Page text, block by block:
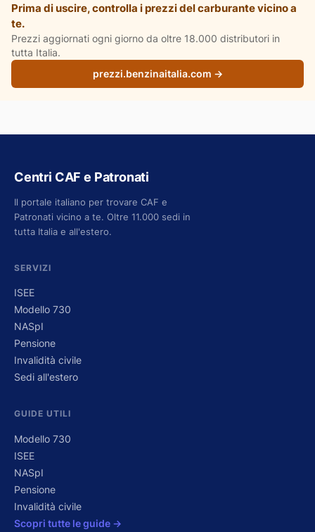
Prima di uscire, controlla i prezzi del carburante vicino a
te.
Prezzi aggiornati ogni giorno da oltre 18.000 distributori in
tutta Italia.
prezzi.benzinaitalia.com →
Centri CAF e Patronati
Il portale italiano per trovare CAF e
Patronati vicino a te. Oltre 11.000 sedi in
tutta Italia e all'estero.
SERVIZI
ISEE
Modello 730
NASpI
Pensione
Invalidità civile
Sedi all'estero
GUIDE UTILI
Modello 730
ISEE
NASpI
Pensione
Invalidità civile
Scopri tutte le guide →